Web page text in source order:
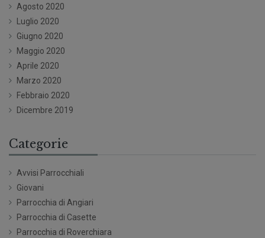
Agosto 2020
Luglio 2020
Giugno 2020
Maggio 2020
Aprile 2020
Marzo 2020
Febbraio 2020
Dicembre 2019
Categorie
Avvisi Parrocchiali
Giovani
Parrocchia di Angiari
Parrocchia di Casette
Parrocchia di Roverchiara